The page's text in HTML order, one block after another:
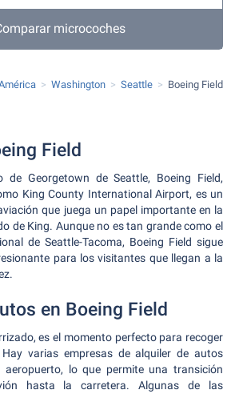
microcoches
Washington Seattle Boeing Field
Field
de Georgetown de Seattle, Boeing Field,
King County International Airport, es un
que juega un papel importante en la
de King. Aunque no es tan grande como el
de Seattle-Tacoma, Boeing Field sigue
para los visitantes que llegan a la
en Boeing Field
es el momento perfecto para recoger
varias empresas de alquiler de autos
aeropuerto, lo que permite una transición
hasta la carretera. Algunas de las